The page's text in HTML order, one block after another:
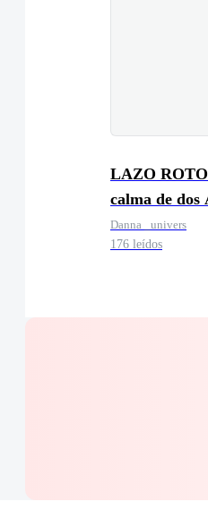
LAZO
calma de dos
Danna _univers
176 leídos